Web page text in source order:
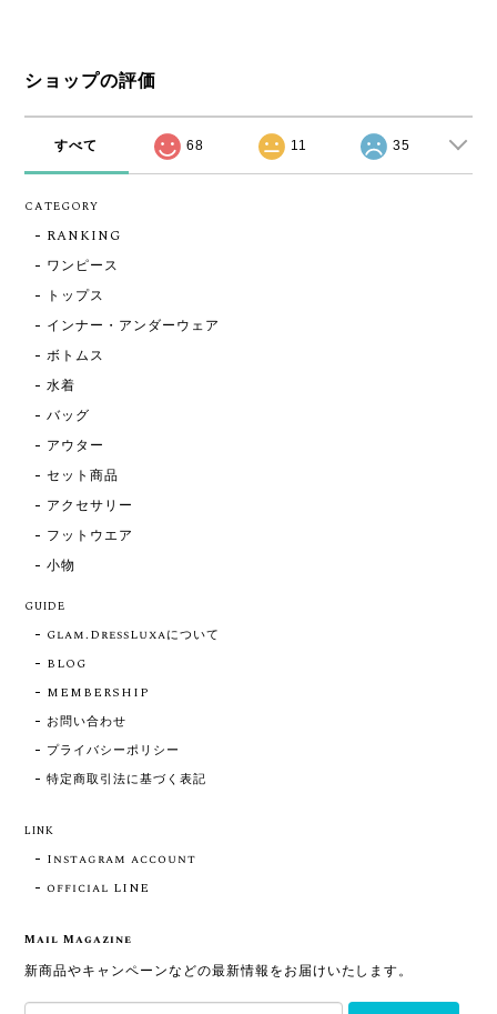
ショップの評価
すべて 68 11 35
CATEGORY
RANKING
ワンピース
トップス
インナー・アンダーウェア
ボトムス
水着
バッグ
アウター
セット商品
アクセサリー
フットウエア
小物
GUIDE
Glam.DressLuxaについて
BLOG
MEMBERSHIP
お問い合わせ
プライバシーポリシー
特定商取引法に基づく表記
LINK
Instagram account
official LINE
Mail Magazine
新商品やキャンペーンなどの最新情報をお届けいたします。